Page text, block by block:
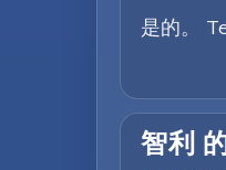
是的。
智利